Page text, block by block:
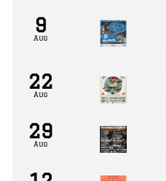
9
Aug
22
Aug
29
Aug